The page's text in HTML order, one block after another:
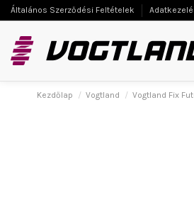
Általános Szerződési Feltételek
Kezdőlap Vogtland Vogtland Fix